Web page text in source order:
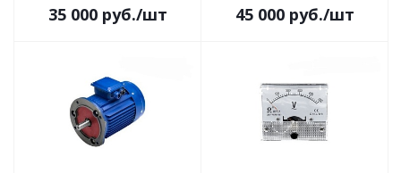
35 000руб./шт 45 000руб./шт